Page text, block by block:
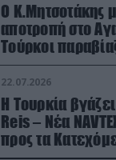
Ο Κ.Μητσοτάκης
αποτροπή στο
Τούρκοι
drone
22.07.2026
Η Τουρκία
Reis – Νέα
προς τα